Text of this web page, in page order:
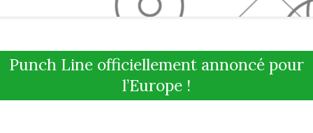
Navigation
Menu
Punch Line officiellement annoncé pour
l’Europe !